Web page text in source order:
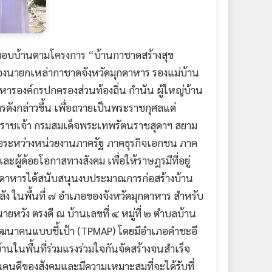
านตามโครงการ “บ้านกาชาดสร้างสุข
ายกเหล่ากาชาดจังหวัดมุกดาหาร รองแม่บ้าน
ารองค์กรปกครองส่วนท้องถิ่น กำนัน ผู้ใหญ่บ้าน
ดังกล่าวขึ้น เพื่อถวายเป็นพระราชกุศลแด่
เจ้า กรมสมเด็จพระเทพรัตนราชสุดาฯ สยาม
ะหว่างหน่วยงานภาครัฐ ภาคธุรกิจเอกชน ภาค
ะผู้ด้อยโอกาสทางสังคม เพื่อให้ราษฎรมีที่อยู่
หารได้สนับสนุนงบประมาณการก่อสร้างบ้าน
ในพื้นที่ ๗ อำเภอของจังหวัดมุกดาหาร สำหรับ
ายหวัง ตรงดี ณ บ้านเลขที่ ๔ หมู่ที่ ๒ ตำบลบ้าน
าคนแบบชี้เป้า (TPMAP) โดยมีอำเภอคำชะอี
ในพื้นที่ร่วมแรงร่วมใจกันจัดสร้างจนสำเร็จ
นดีของสังคมและมีความเหมาะสมที่จะได้รับที่